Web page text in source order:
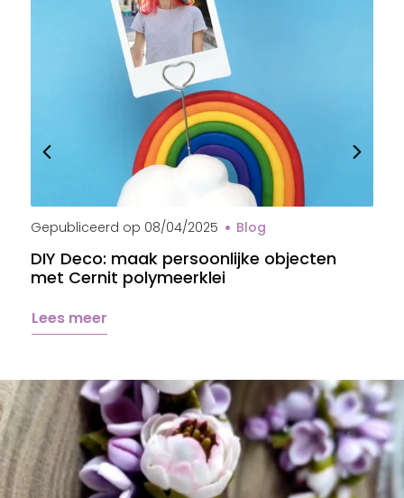
Gepubliceerd op 08/04/2025 Blog
DIY Deco: maak persoonlijke objecten
met Cernit polymeerklei
Lees meer